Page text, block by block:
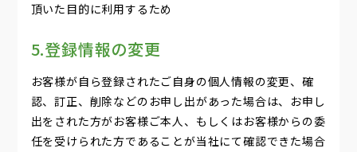
頂いた目的に利用するため
5.登録情報の変更
お客様が自ら登録されたご自身の個人情報の変更、確
認、訂正、削除などのお申し出があった場合は、お申し
出をされた方がお客様ご本人、もしくはお客様からの委
任を受けられた方であることが当社にて確認できた場合